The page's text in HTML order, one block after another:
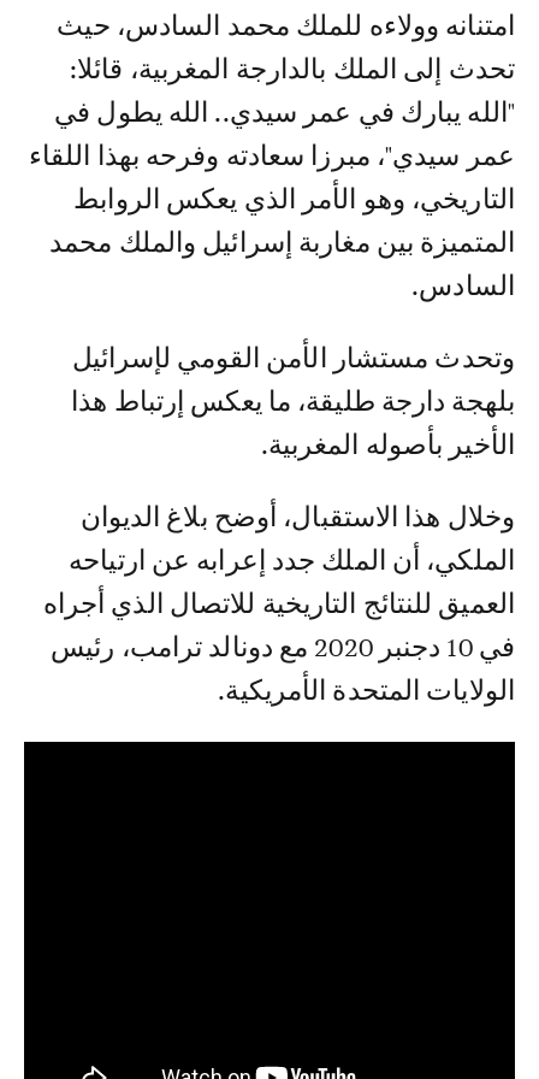
امتنانه وولاءه للملك محمد السادس، حيث
تحدث إلى الملك بالدارجة المغربية، قائلا:
"الله يبارك في عمر سيدي.. الله يطول في
عمر سيدي"، مبرزا سعادته وفرحه بهذا اللقاء
التاريخي، وهو الأمر الذي يعكس الروابط
المتميزة بين مغاربة إسرائيل والملك محمد
السادس.
وتحدث مستشار الأمن القومي لإسرائيل
بلهجة دارجة طليقة، ما يعكس إرتباط هذا
الأخير بأصوله المغربية.
وخلال هذا الاستقبال، أوضح بلاغ الديوان
الملكي، أن الملك جدد إعرابه عن ارتياحه
العميق للنتائج التاريخية للاتصال الذي أجراه
في 10 دجنبر 2020 مع دونالد ترامب، رئيس
الولايات المتحدة الأمريكية.